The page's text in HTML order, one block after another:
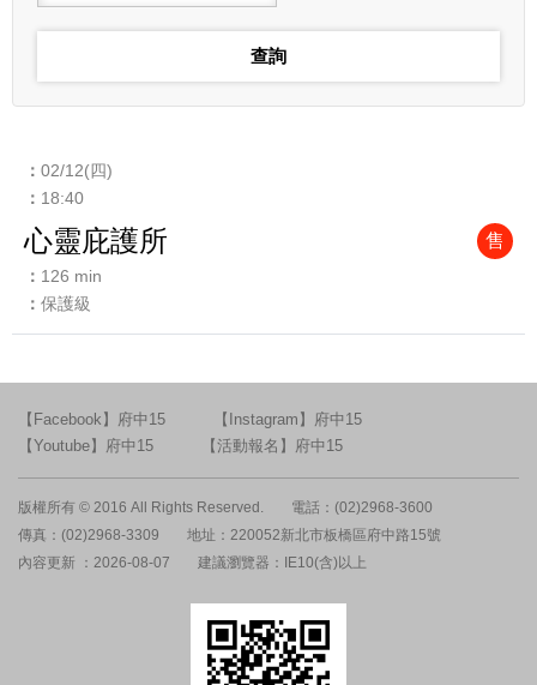
02/12(四)
18:40
心靈庇護所 售
126 min
保護級
【Facebook】府中15
【Instagram】府中15
【Youtube】府中15
【活動報名】府中15
版權所有 © 2016 All Rights Reserved.
電話：(02)2968-3600
傳真：(02)2968-3309
地址：220052新北市板橋區府中路15號
內容更新 ：2026-08-07
建議瀏覽器：IE10(含)以上